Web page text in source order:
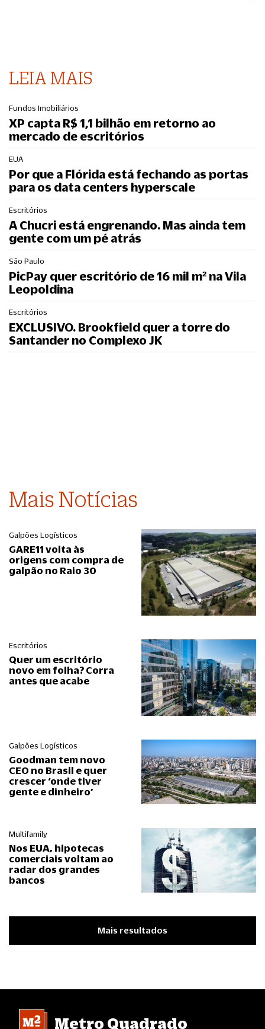
LEIA MAIS
Fundos Imobiliários
XP capta R$ 1,1 bilhão em retorno ao
mercado de escritórios
EUA
Por que a Flórida está fechando as portas
para os data centers hyperscale
Escritórios
A Chucri está engrenando. Mas ainda tem
gente com um pé atrás
São Paulo
PicPay quer escritório de 16 mil m² na Vila
Leopoldina
Escritórios
EXCLUSIVO. Brookfield quer a torre do
Santander no Complexo JK
Mais Notícias
Galpões Logísticos
GARE11 volta às
origens com compra de
galpão no Raio 30
Escritórios
Quer um escritório
novo em folha? Corra
antes que acabe
Galpões Logísticos
Goodman tem novo
CEO no Brasil e quer
crescer ‘onde tiver
gente e dinheiro’
Multifamily
Nos EUA, hipotecas
comerciais voltam ao
radar dos grandes
bancos
Mais resultados
Metro Quadrado